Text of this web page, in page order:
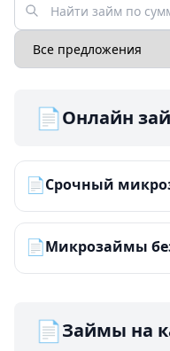
📄Онлайн
📄
📄
📄Займы на